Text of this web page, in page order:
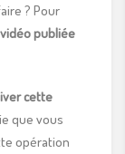
? Pour
vidéo publiée
cette
que vous
opération